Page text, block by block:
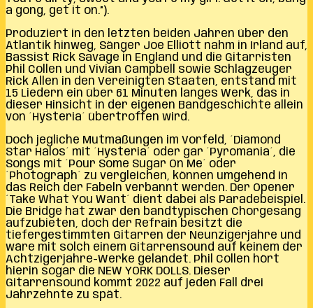
a gong, get it on.”).
Produziert in den letzten beiden Jahren über den
Atlantik hinweg, Sänger Joe Elliott nahm in Irland auf,
Bassist Rick Savage in England und die Gitarristen
Phil Collen und Vivian Campbell sowie Schlagzeuger
Rick Allen in den Vereinigten Staaten, entstand mit
15 Liedern ein über 61 Minuten langes Werk, das in
dieser Hinsicht in der eigenen Bandgeschichte allein
von ´Hysteria´ übertroffen wird.
Doch jegliche Mutmaßungen im Vorfeld, ´Diamond
Star Halos´ mit ´Hysteria´ oder gar ´Pyromania´, die
Songs mit ´Pour Some Sugar On Me´ oder
´Photograph´ zu vergleichen, können umgehend in
das Reich der Fabeln verbannt werden. Der Opener
´Take What You Want´ dient dabei als Paradebeispiel.
Die Bridge hat zwar den bandtypischen Chorgesang
aufzubieten, doch der Refrain besitzt die
tiefergestimmten Gitarren der Neunzigerjahre und
wäre mit solch einem Gitarrensound auf keinem der
Achtzigerjahre-Werke gelandet. Phil Collen hört
hierin sogar die NEW YORK DOLLS. Dieser
Gitarrensound kommt 2022 auf jeden Fall drei
Jahrzehnte zu spät.